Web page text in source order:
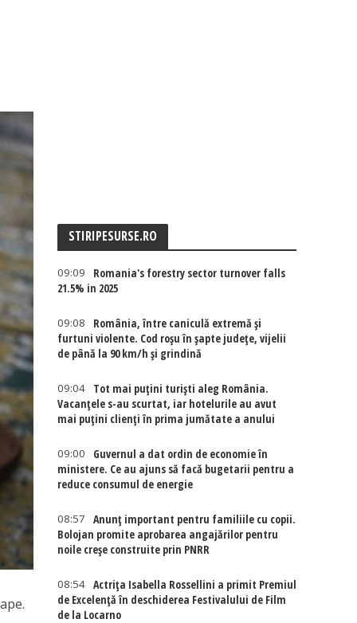
STIRIPESURSE.RO
09:09
Romania's forestry sector turnover falls
21.5% in 2025
09:08
România, între caniculă extremă și
furtuni violente. Cod roșu în șapte județe, vijelii
de până la 90 km/h și grindină
09:04
Tot mai puțini turiști aleg România.
Vacanțele s-au scurtat, iar hotelurile au avut
mai puțini clienți în prima jumătate a anului
09:00
Guvernul a dat ordin de economie în
ministere. Ce au ajuns să facă bugetarii pentru a
reduce consumul de energie
08:57
Anunț important pentru familiile cu copii.
Bolojan promite aprobarea angajărilor pentru
noile creșe construite prin PNRR
08:54 Actriţa Isabella Rossellini a primit Premiul
de Excelenţă în deschiderea Festivalului de Film
de la Locarno